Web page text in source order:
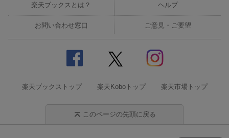
楽天ブックスとは？ ヘルプ
お問い合わせ窓口 ご意見・ご要望
楽天ブックストップ 楽天Koboトップ 楽天市場トップ
このページの先頭に戻る